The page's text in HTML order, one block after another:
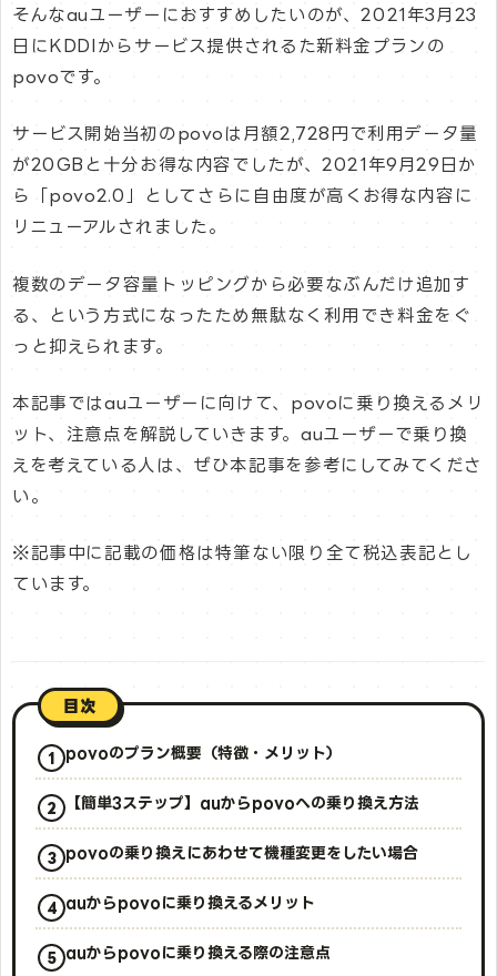
そんなauユーザーにおすすめしたいのが、2021年3月23
日にKDDIからサービス提供されるた新料金プランの
povoです。
サービス開始当初のpovoは月額2,728円で利用データ量
が20GBと十分お得な内容でしたが、2021年9月29日か
ら「povo2.0」としてさらに自由度が高くお得な内容に
リニューアルされました。
複数のデータ容量トッピングから必要なぶんだけ追加す
る、という方式になったため無駄なく利用でき料金をぐ
っと抑えられます。
本記事ではauユーザーに向けて、povoに乗り換えるメリ
ット、注意点を解説していきます。auユーザーで乗り換
えを考えている人は、ぜひ本記事を参考にしてみてくださ
い。
※記事中に記載の価格は特筆ない限り全て税込表記とし
ています。
目次
povoのプラン概要（特徴・メリット）
【簡単3ステップ】auからpovoへの乗り換え方法
povoの乗り換えにあわせて機種変更をしたい場合
auからpovoに乗り換えるメリット
auからpovoに乗り換える際の注意点